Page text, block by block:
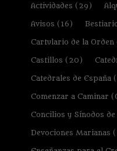
Actividades (29)
Avisos (16)
Cartulario de la Orden
Castillos (20)
Catedrales de España
Comenzar a Caminar
Concilios y Sínodos
Devociones Marianas